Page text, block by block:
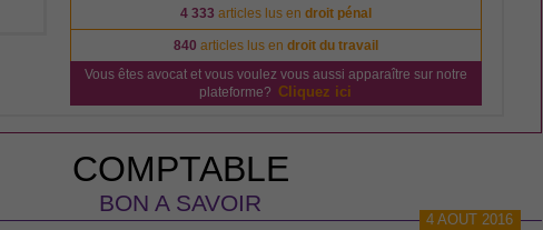
4 333 articles lus en droit pénal
840 articles lus en droit du travail
Vous êtes avocat et vous voulez vous aussi apparaître sur notre
plateforme? Cliquez ici
COMPTABLE
BON A SAVOIR
4 AOUT 2016